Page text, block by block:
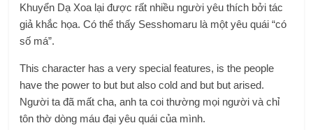
Khuyển Dạ Xoa lại được rất nhiều người yêu thích bởi tác
giả khắc họa. Có thể thấy Sesshomaru là một yêu quái “có
số má”.
This character has a very special features, is the people
have the power to but but also cold and but but arised.
Người ta đã mất cha, anh ta coi thường mọi người và chỉ
tôn thờ dòng máu đại yêu quái của mình.